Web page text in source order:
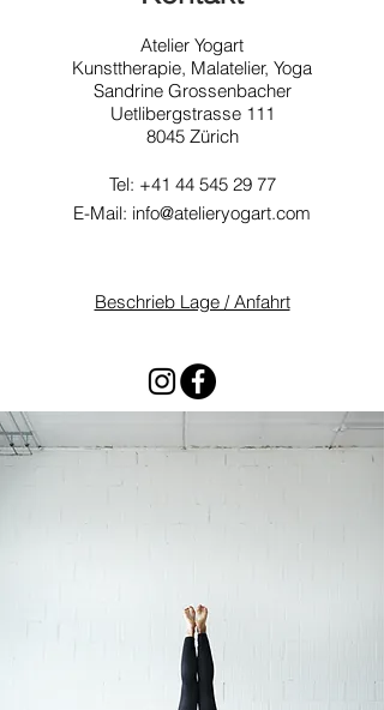
Atelier Yogart
Kunsttherapie, Malatelier, Yoga
Sandrine Grossenbacher
Uetlibergstrasse 111
8045 Zürich
Tel: +41 44 545 29 77
E-Mail: info@atelieryogart.com
Beschrieb Lage / Anfahrt